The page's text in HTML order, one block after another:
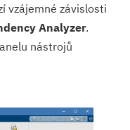
vzájemné závislosti
Analyzer.
nástrojů